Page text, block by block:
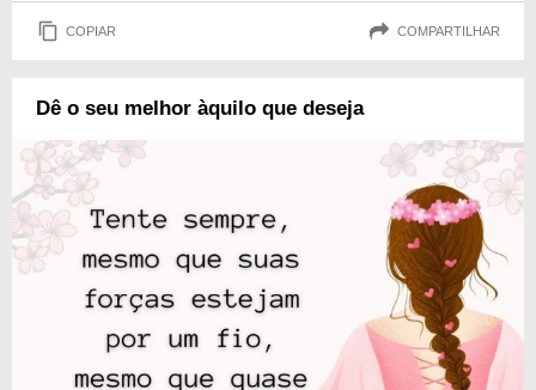
COPIAR COMPARTILHAR
Dê o seu melhor àquilo que deseja